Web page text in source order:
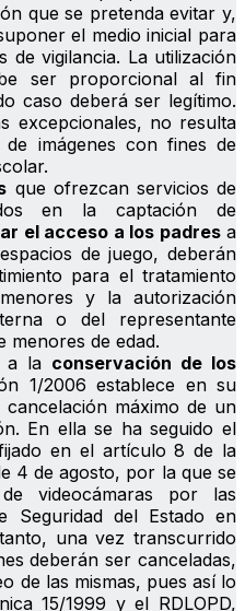
que se pretenda evitar y,
el medio inicial para
de vigilancia. La utilización
ser proporcional al fin
caso deberá ser legítimo.
excepcionales, no resulta
de imágenes con fines de
que ofrezcan servicios de
en la captación de
el acceso a los padresa
de juego, deberán
para el tratamiento
y la autorización
o del representante
menores de edad.
a la conservación de los
1/2006 establece en su
máximo de un
En ella se ha seguido el
en el artículo 8 de la
4 de agosto, por la que se
videocámaras por las
Seguridad del Estado en
una vez transcurrido
deberán ser canceladas,
de las mismas, pues así lo
15/1999 y el RDLOPD,